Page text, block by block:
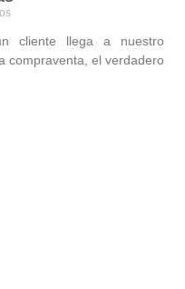
cliente llega a nuestro
compraventa, el verdadero